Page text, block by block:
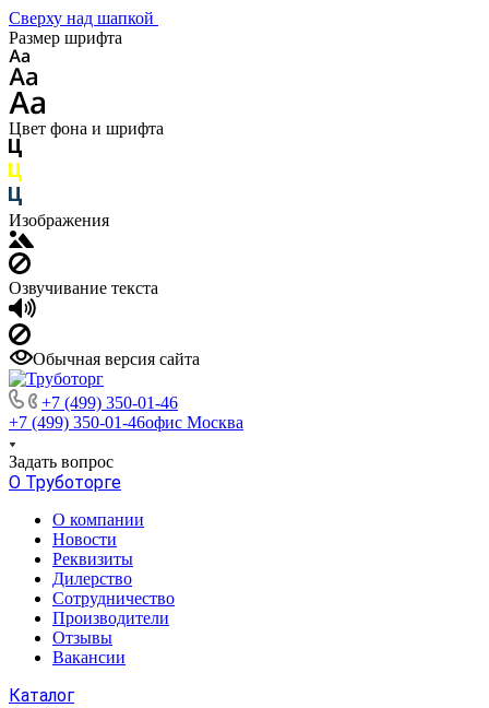
Сверху над шапкой
Размер шрифта
Цвет фона и шрифта
Изображения
Озвучивание текста
Обычная версия сайта
+7 (499) 350-01-46
+7 (499) 350-01-46офис Москва
Задать вопрос
О Труботорге
О компании
Новости
Реквизиты
Дилерство
Сотрудничество
Производители
Отзывы
Вакансии
Каталог